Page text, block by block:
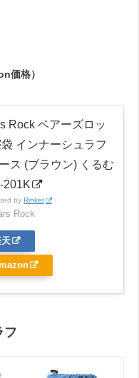
価格）
Rock ベアーズロッ
袋 インナーシュラフ
ス (ブラウン) くるむ
201K
by Rinker
Rock
フ